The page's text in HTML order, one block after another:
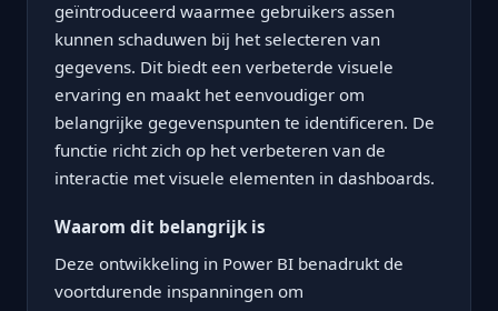
geïntroduceerd waarmee gebruikers assen
kunnen schaduwen bij het selecteren van
gegevens. Dit biedt een verbeterde visuele
ervaring en maakt het eenvoudiger om
belangrijke gegevenspunten te identificeren. De
functie richt zich op het verbeteren van de
interactie met visuele elementen in dashboards.
Waarom dit belangrijk is
Deze ontwikkeling in Power BI benadrukt de
voortdurende inspanningen om